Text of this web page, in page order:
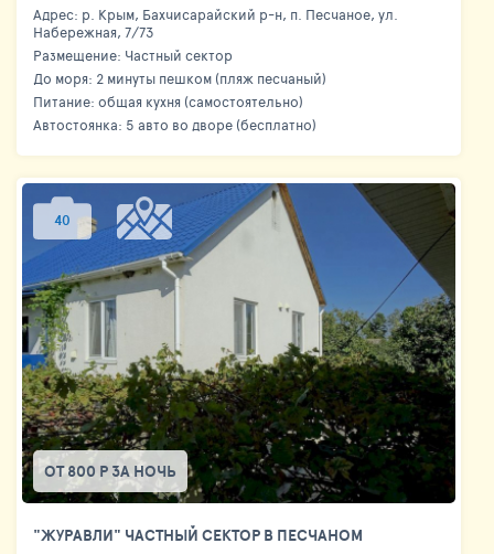
Адрес: р. Крым, Бахчисарайский р-н, п. Песчаное, ул.
Набережная, 7/73
Размещение: Частный сектор
До моря: 2 минуты пешком (пляж песчаный)
Питание: общая кухня (самостоятельно)
Автостоянка: 5 авто во дворе (бесплатно)
40
ОТ 800 Р ЗА НОЧЬ
"ЖУРАВЛИ" ЧАСТНЫЙ СЕКТОР В ПЕСЧАНОМ